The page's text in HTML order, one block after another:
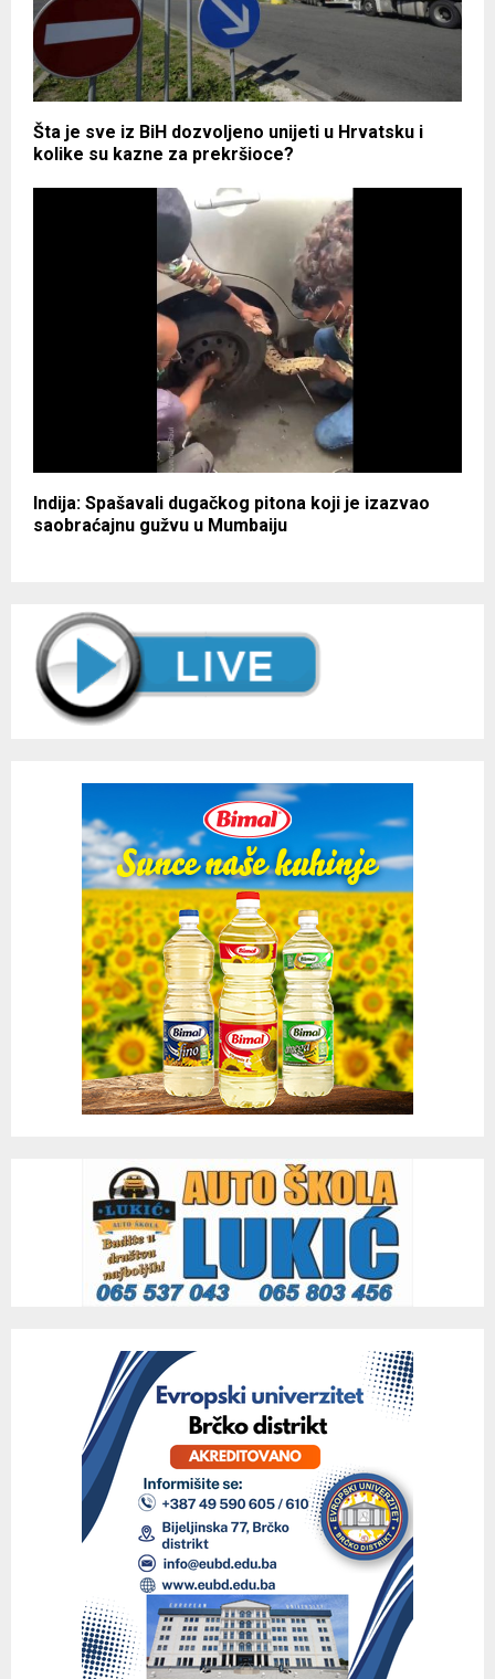
Šta je sve iz BiH dozvoljeno unijeti u Hrvatsku i
kolike su kazne za prekršioce?
Indija: Spašavali dugačkog pitona koji je izazvao
saobraćajnu gužvu u Mumbaiju